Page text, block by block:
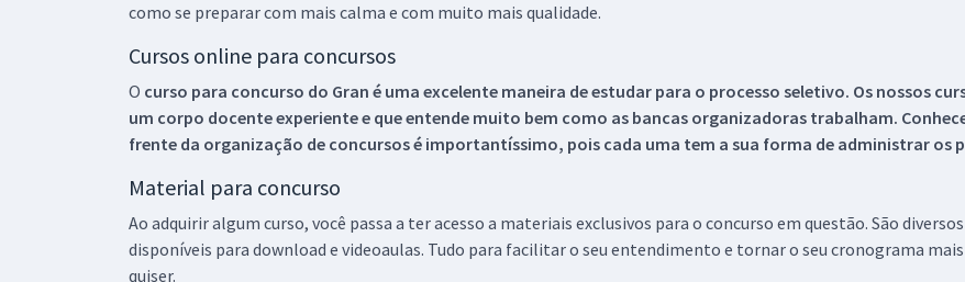
como se preparar com mais calma e com muito mais qualidade.
Cursos online para concursos
O curso para concurso do Gran é uma excelente maneira de estudar para o processo seletivo. Os nossos
um corpo docente experiente e que entende muito bem como as bancas organizadoras trabalham.
frente da organização de concursos é importantíssimo, pois cada uma tem a sua forma de administrar os
Material para concurso
Ao adquirir algum curso, você passa a ter acesso a materiais exclusivos para o concurso em questão. São
disponíveis para download e videoaulas. Tudo para facilitar o seu entendimento e tornar o seu cronograma
quiser.